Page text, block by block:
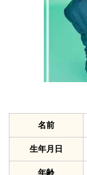
名前
生年月日
年齢